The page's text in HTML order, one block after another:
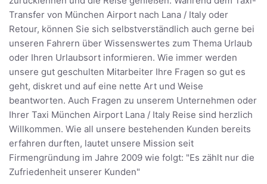
Transfer von München Airport nach Lana / Italy oder
Retour, können Sie sich selbstverständlich auch gerne bei
unseren Fahrern über Wissenswertes zum Thema Urlaub
oder Ihren Urlaubsort informieren. Wie immer werden
unsere gut geschulten Mitarbeiter Ihre Fragen so gut es
geht, diskret und auf eine nette Art und Weise
beantworten. Auch Fragen zu unserem Unternehmen oder
Ihrer Taxi München Airport Lana / Italy Reise sind herzlich
Willkommen. Wie all unsere bestehenden Kunden bereits
erfahren durften, lautet unsere Mission seit
Firmengründung im Jahre 2009 wie folgt: "Es zählt nur die
Zufriedenheit unserer Kunden"